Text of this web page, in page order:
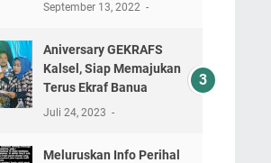
September 13, 2022
Aniversary GEKRAFS
Kalsel, Siap Memajukan
Terus Ekraf Banua
Juli 24, 2023
Meluruskan Info Perihal